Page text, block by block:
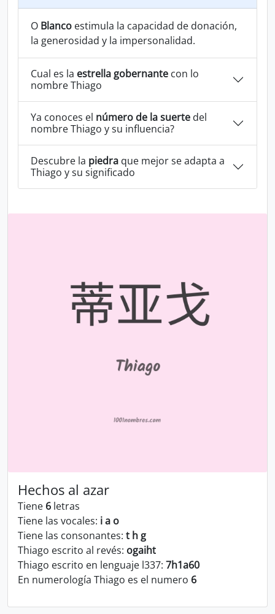
O Blanco estimula la capacidad de donación,
la generosidad y la impersonalidad.
Cual es la estrella gobernante con lo
nombre Thiago
Ya conoces el número de la suerte del
nombre Thiago y su influencia?
Descubre la piedra que mejor se adapta a
Thiago y su significado
Hechos al azar
Tiene 6 letras
Tiene las vocales: i a o
Tiene las consonantes: t h g
Thiago escrito al revés: ogaiht
Thiago escrito en lenguaje l337: 7h1a60
En numerología Thiago es el numero 6